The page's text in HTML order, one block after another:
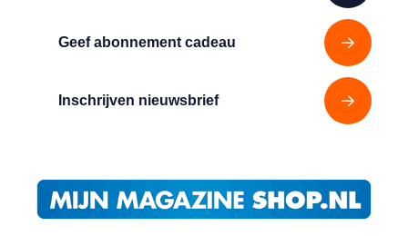
Geef abonnement cadeau
Inschrijven nieuwsbrief